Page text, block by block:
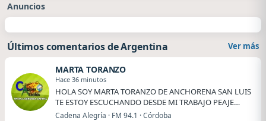
Anuncios
Últimos comentarios de Argentina Ver más
MARTA TORANZO
Hace 36 minutos
HOLA SOY MARTA TORANZO DE ANCHORENA SAN LUIS
TE ESTOY ESCUCHANDO DESDE MI TRABAJO PEAJE
ANCHORENA.
Cadena Alegría · FM 94.1 · Córdoba